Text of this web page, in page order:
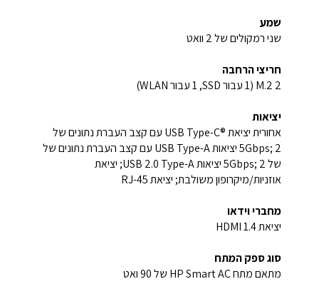
שמע
שני רמקולים של 2 וואט
חריצי הרחבה
2 M.2‏ (1 עבור SSD‏, 1 עבור WLAN)
יציאות
אחורית יציאת USB Type-C®‎ עם קצב העברת נתונים של
5Gbps; 2 יציאות USB Type-A עם קצב העברת נתונים של
של 5Gbps; 2 יציאות USB 2.0 Type-A‏; יציאת
אוזניות/מיקרופון משולבת; יציאת RJ-45
מחברי וידאו
יציאת HDMI 1.4
סוג ספק המתח
מתאם מתח HP Smart AC של 90 ואט